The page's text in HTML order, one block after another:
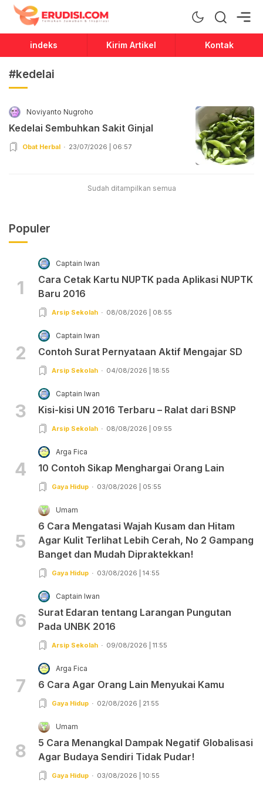
Erudisi
Temukan Jawaban dan Inspirasi
indeks Kirim Artikel Kontak
#kedelai
Noviyanto Nugroho
Kedelai Sembuhkan Sakit Ginjal
Obat Herbal 23/07/2026 | 06:57
Sudah ditampilkan semua
Populer
1
Captain Iwan
Cara Cetak Kartu NUPTK pada Aplikasi NUPTK
Baru 2016
Arsip Sekolah 08/08/2026 | 08:55
2
Captain Iwan
Contoh Surat Pernyataan Aktif Mengajar SD
Arsip Sekolah 04/08/2026 | 18:55
3
Captain Iwan
Kisi-kisi UN 2016 Terbaru – Ralat dari BSNP
Arsip Sekolah 08/08/2026 | 09:55
4
Arga Fica
10 Contoh Sikap Menghargai Orang Lain
Gaya Hidup 03/08/2026 | 05:55
5
Umam
6 Cara Mengatasi Wajah Kusam dan Hitam
Agar Kulit Terlihat Lebih Cerah, No 2 Gampang
Banget dan Mudah Dipraktekkan!
Gaya Hidup 03/08/2026 | 14:55
6
Captain Iwan
Surat Edaran tentang Larangan Pungutan
Pada UNBK 2016
Arsip Sekolah 09/08/2026 | 11:55
7
Arga Fica
6 Cara Agar Orang Lain Menyukai Kamu
Gaya Hidup 02/08/2026 | 21:55
8
Umam
5 Cara Menangkal Dampak Negatif Globalisasi
Agar Budaya Sendiri Tidak Pudar!
Gaya Hidup 03/08/2026 | 10:55